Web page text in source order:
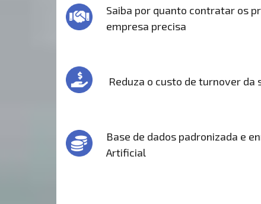
Saiba por quanto contratar os
empresa precisa
Reduza o custo de turnover da
Base de dados padronizada e
Artificial